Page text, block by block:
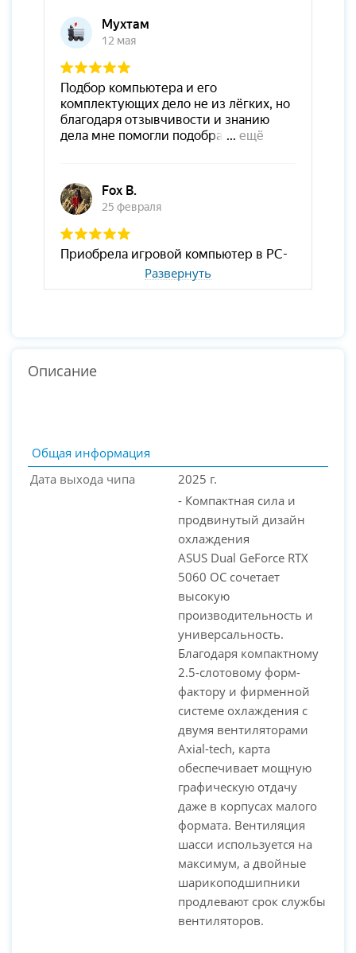
Развернуть
Описание
Общая информация
Дата выхода чипа
2025 г.
- Компактная сила и
продвинутый дизайн
охлаждения
ASUS Dual GeForce RTX
5060 OC сочетает
высокую
производительность и
универсальность.
Благодаря компактному
2.5-слотовому форм-
фактору и фирменной
системе охлаждения с
двумя вентиляторами
Axial-tech, карта
обеспечивает мощную
графическую отдачу
даже в корпусах малого
формата. Вентиляция
шасси используется на
максимум, а двойные
шарикоподшипники
продлевают срок службы
вентиляторов.